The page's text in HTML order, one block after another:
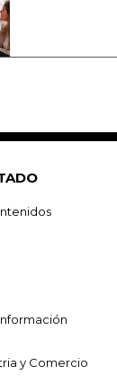
y Comercio